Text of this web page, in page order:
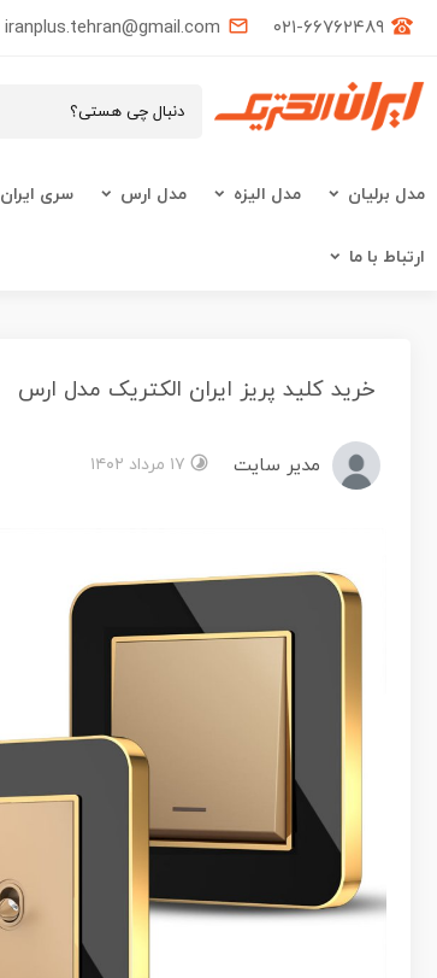
iranplus.tehran@gmail.com ۰۲۱-۶۶۷۶۲۴۸۹
مدل برلیان مدل الیزه مدل ارس سری ایران
ارتباط با ما
خرید کلید پریز ایران الکتریک مدل ارس
مدیر سایت ۱۷ مرداد ۱۴۰۲